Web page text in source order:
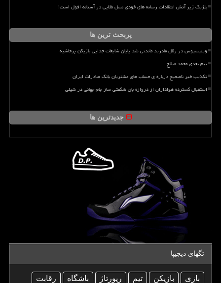
بلژیک زیر آتش انتقادات رسانه های خودی نسل طلایی در آستانه افول است!
پربحث ترین ها
وینیسیوس در رئال مادرید ماندنی شد پایان شایعات جدایی بازیکن پرحاشیه
تیم بعدی محمد صلاح
تکذیب خبر ناصحیح درباره ی حساب های مشتریان بانک صادرات ایران
استقبال گسترده هواداران از دروازه بان شگفتی ساز جام جهانی در شیلی
جدیدترین ها
تگهای دیجیپا
بازی بازیكن تیم رپورتاژ باشگاه رقابت